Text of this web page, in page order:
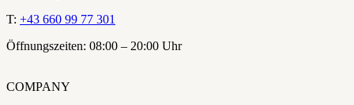
T: +43 660 99 77 301
Öffnungszeiten: 08:00 – 20:00 Uhr
COMPANY